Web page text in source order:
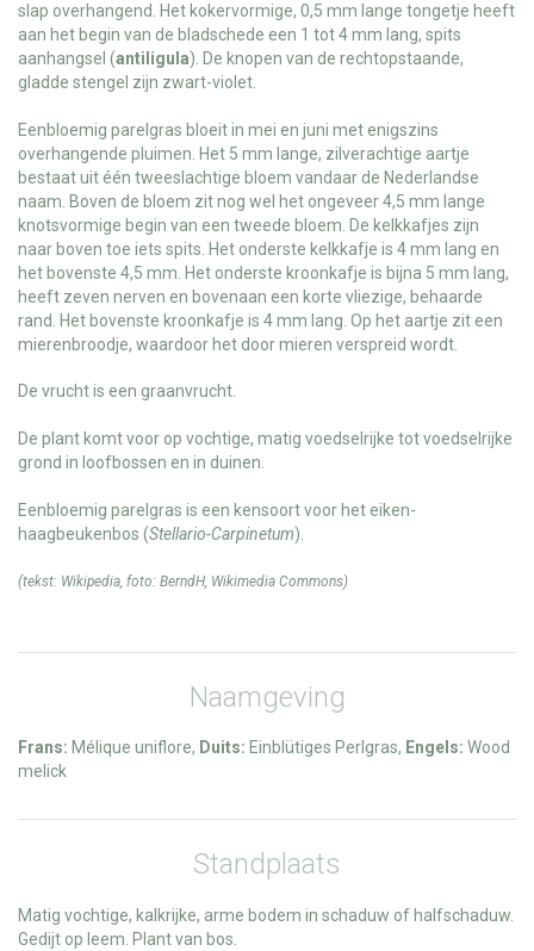
slap overhangend. Het kokervormige, 0,5 mm lange tongetje heeft
aan het begin van de bladschede een 1 tot 4 mm lang, spits
aanhangsel (antiligula). De knopen van de rechtopstaande,
gladde stengel zijn zwart-violet.
Eenbloemig parelgras bloeit in mei en juni met enigszins
overhangende pluimen. Het 5 mm lange, zilverachtige aartje
bestaat uit één tweeslachtige bloem vandaar de Nederlandse
naam. Boven de bloem zit nog wel het ongeveer 4,5 mm lange
knotsvormige begin van een tweede bloem. De kelkkafjes zijn
naar boven toe iets spits. Het onderste kelkkafje is 4 mm lang en
het bovenste 4,5 mm. Het onderste kroonkafje is bijna 5 mm lang,
heeft zeven nerven en bovenaan een korte vliezige, behaarde
rand. Het bovenste kroonkafje is 4 mm lang. Op het aartje zit een
mierenbroodje, waardoor het door mieren verspreid wordt.
De vrucht is een graanvrucht.
De plant komt voor op vochtige, matig voedselrijke tot voedselrijke
grond in loofbossen en in duinen.
Eenbloemig parelgras is een kensoort voor het eiken-
haagbeukenbos (Stellario-Carpinetum).
(tekst: Wikipedia, foto: BerndH, Wikimedia Commons)
Naamgeving
Frans: Mélique uniflore, Duits: Einblütiges Perlgras, Engels: Wood
melick
Standplaats
Matig vochtige, kalkrijke, arme bodem in schaduw of halfschaduw.
Gedijt op leem. Plant van bos.